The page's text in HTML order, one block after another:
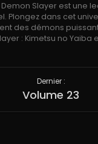
Slayer est une
Plongez dans cet
des démons
: Kimetsu no Yaiba
Dernier :
Volume 23